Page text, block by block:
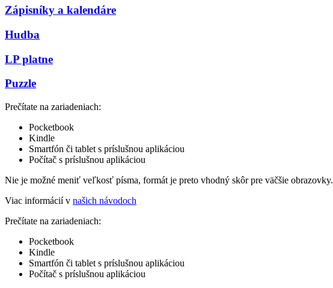
Zápisníky a kalendáre
Hudba
LP platne
Puzzle
Prečítate na zariadeniach:
Pocketbook
Kindle
Smartfón či tablet s príslušnou aplikáciou
Počítač s príslušnou aplikáciou
Nie je možné meniť veľkosť písma, formát je preto vhodný skôr pre väčšie obrazovky.
Viac informácií v našich návodoch
Prečítate na zariadeniach:
Pocketbook
Kindle
Smartfón či tablet s príslušnou aplikáciou
Počítač s príslušnou aplikáciou